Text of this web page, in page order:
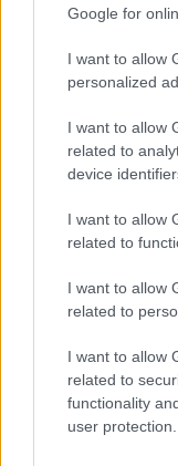
Google for
I want to allow
personalized
I want to allow
related to
device
I want to allow
related to
I want to allow
related to
I want to allow
related to
functionality
user protection.
Ο Αλέξης Τσίπρας
υποστηρίζοντας
πως δεν υπήρχε
ιδιωτικές.
λόγω ΕΒΕ
και ντροπής» για
ότι η ενίσχυση
βασική